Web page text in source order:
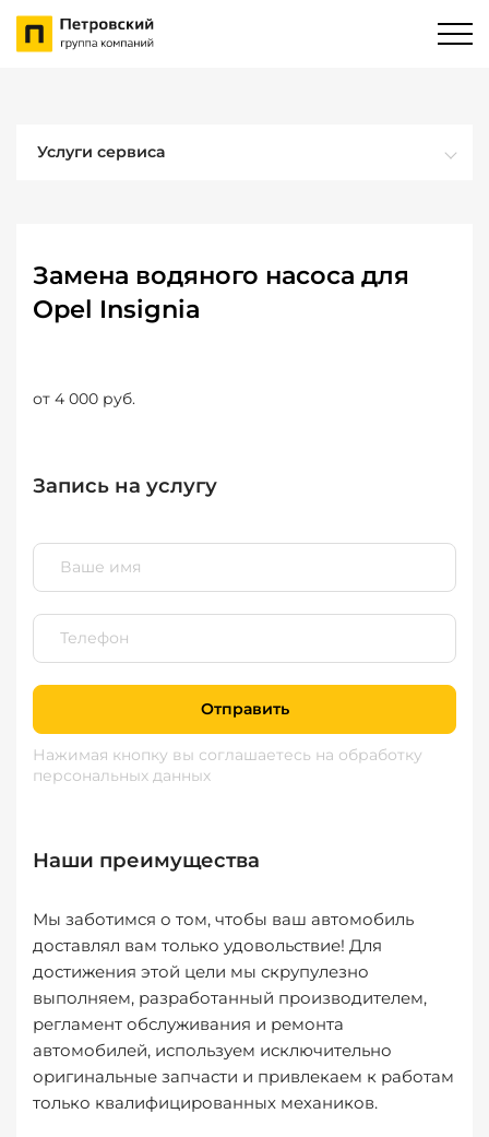
Услуги сервиса
Замена водяного насоса для
Opel Insignia
от 4 000 руб.
Запись на услугу
Отправить
Нажимая кнопку вы соглашаетесь на обработку
персональных данных
Наши преимущества
Мы заботимся о том, чтобы ваш автомобиль
доставлял вам только удовольствие! Для
достижения этой цели мы скрупулезно
выполняем, разработанный производителем,
регламент обслуживания и ремонта
автомобилей, используем исключительно
оригинальные запчасти и привлекаем к работам
только квалифицированных механиков.